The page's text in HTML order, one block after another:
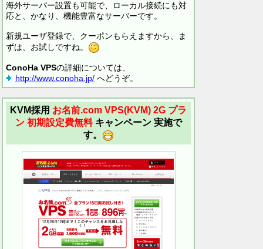
海外サーバー設置も可能で、ローカル接続にも対
応と、かなり、機能豊富なサーバーです。
新規ユーザ登録で、クーポンもらえますから、ま
ずは、お試しですね。
ConoHa VPSの詳細については、
http://www.conoha.jp/ へどうぞ。
KVM採用 お名前.com VPS(KVM) 2G プラ
ン 初期設定費無料 キャンペーン 実施で
す。